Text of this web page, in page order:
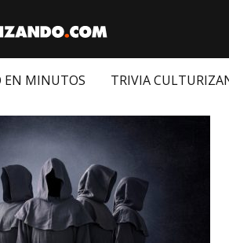
EN MINUTOS TRIVIA